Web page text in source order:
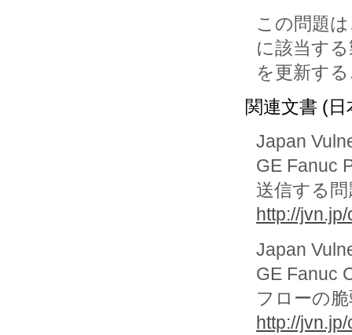
この問題
に該当す
を更新す
関連文書 (日
Japan
GE Fanuc
送信する問
http://
Japan
GE Fanuc
フローの
http://